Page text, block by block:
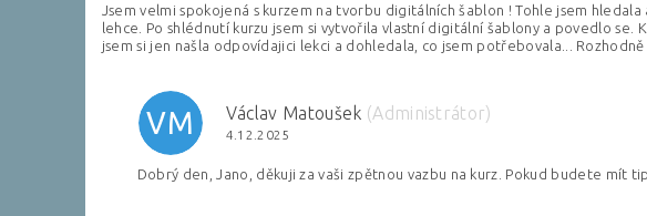
Jsem velmi spokojená s kurzem na tvorbu digitálních šablon ! Tohle jsem
lehce. Po shlédnutí kurzu jsem si vytvořila vlastní digitální šablony a povedlo
jsem si jen našla odpovídajici lekci a dohledala, co jsem potřebovala...
VM Václav Matoušek (Administrátor)
4.12.2025
Dobrý den, Jano, děkuji za vaši zpětnou vazbu na kurz. Pokud budete mít